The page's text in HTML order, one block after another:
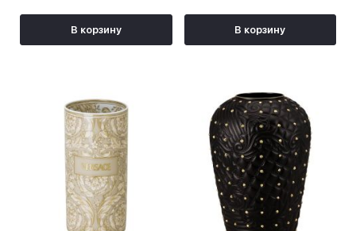
В корзину В корзину